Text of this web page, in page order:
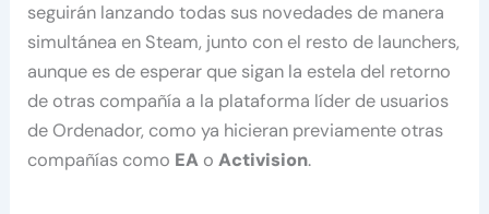
seguirán lanzando todas sus novedades de manera
simultánea en Steam, junto con el resto de launchers,
aunque es de esperar que sigan la estela del retorno
de otras compañía a la plataforma líder de usuarios
de Ordenador, como ya hicieran previamente otras
compañías como EA oActivision.